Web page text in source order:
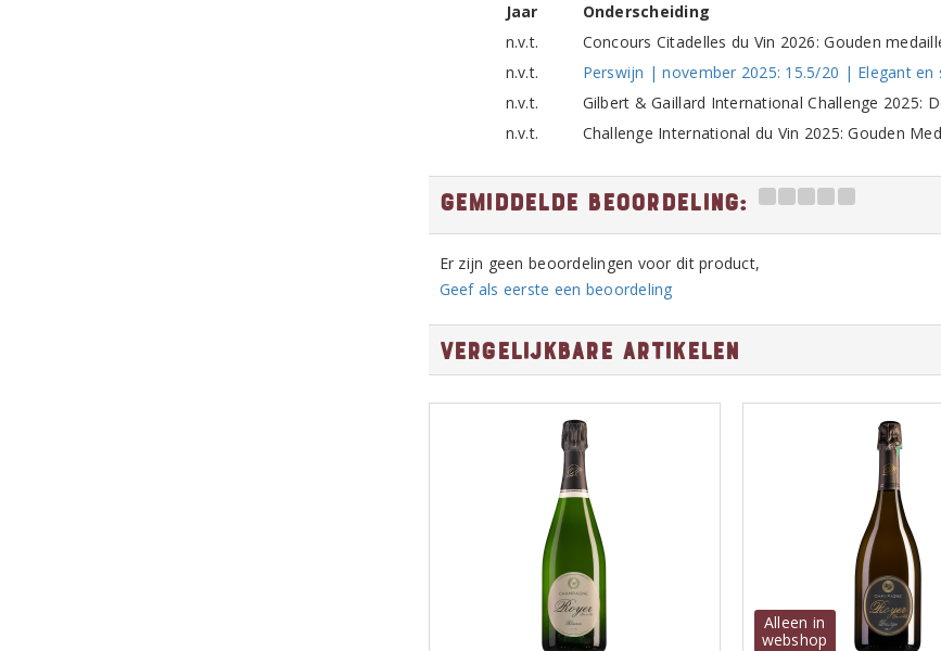
Jaar
Onderscheiding
n.v.t.
Concours Citadelles du Vin 2026: Gouden
n.v.t.
Perswijn | november 2025: 15.5/20 | Elegant en
n.v.t.
Gilbert & Gaillard International Challenge 2025:
n.v.t.
Challenge International du Vin 2025: Gouden
Gemiddelde beoordeling:
Er zijn geen beoordelingen voor dit product,
Geef als eerste een beoordeling
Vergelijkbare artikelen
Alleen in
webshop